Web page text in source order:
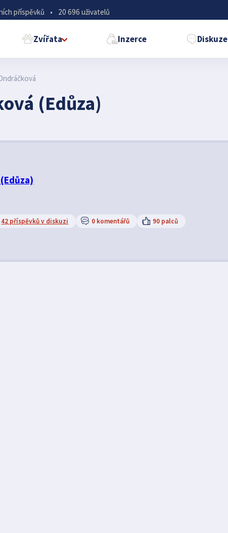
příspěvků • 20 696 uživatelů
Zvířata Inzerce Diskuze
(Edůza)
(Edůza)
42 příspěvků v diskuzi 0 komentářů 90 palců